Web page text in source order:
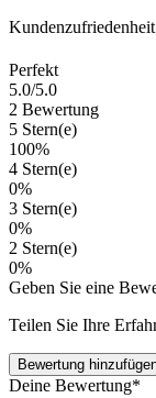
Perfekt
5.0/5.0
2 Bewertung
5 Stern(e)
100%
4 Stern(e)
0%
3 Stern(e)
0%
2 Stern(e)
0%
Geben Sie eine
Teilen Sie Ihre
Bewertung
Deine Bewertung*